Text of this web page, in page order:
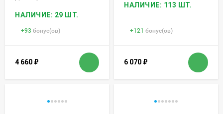
НАЛИЧИЕ: 29 ШТ.
+93 бонус(ов)
4 660 ₽
НАЛИЧИЕ: 113 ШТ.
+121 бонус(ов)
6 070 ₽